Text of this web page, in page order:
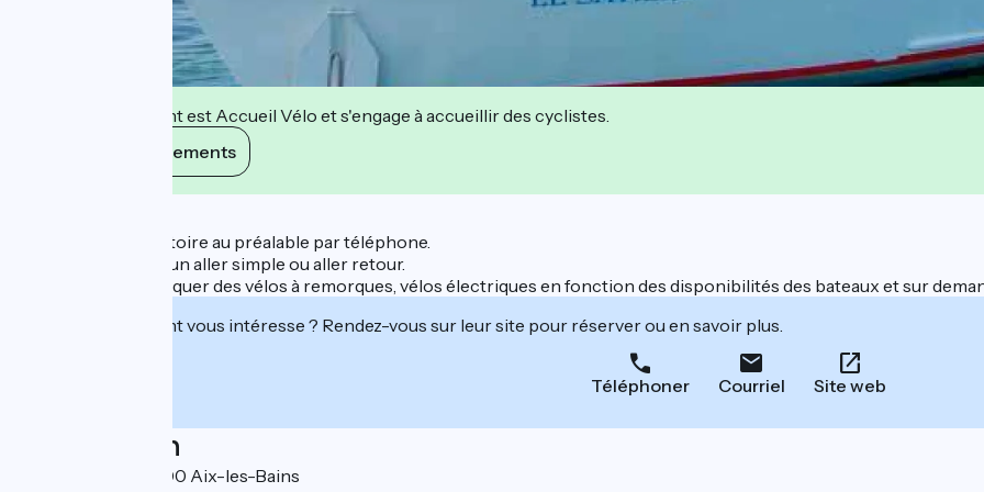
Cet établissement est Accueil Vélo et s'engage à accueillir des cyclistes.
Voir ses engagements
Réservation obligatoire au préalable par téléphone.
Possibilité de faire un aller simple ou aller retour.
Possibilité d'embarquer des vélos à remorques, vélos électriques en fonction des disponibilités des bateaux et sur
Cet établissement vous intéresse ? Rendez-vous sur leur site pour réserver ou en savoir plus.
Téléphoner Courriel Site web
Localisation
Le Grand Port 73100 Aix-les-Bains